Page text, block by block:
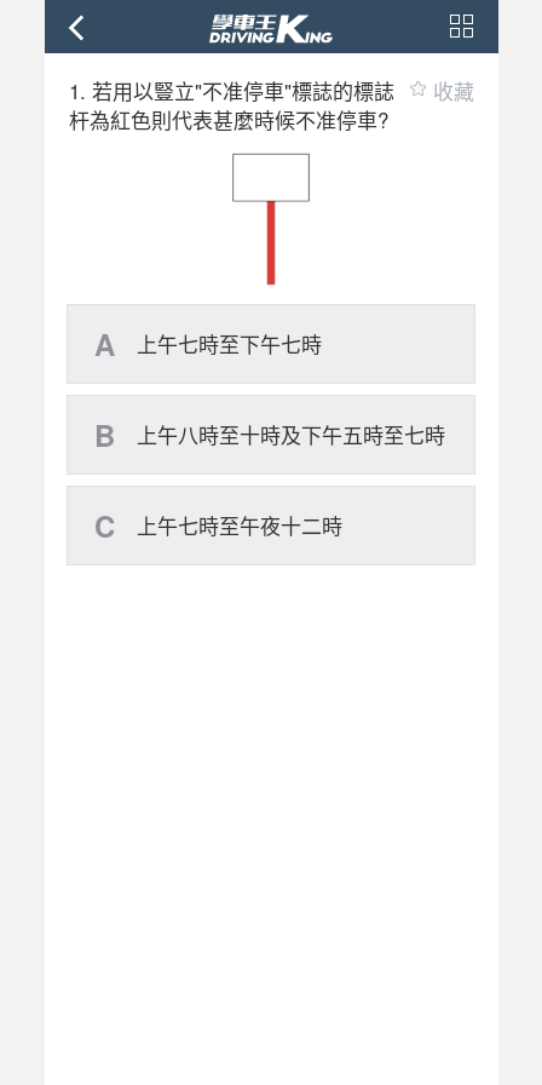
1. 若用以豎立"不准停車"標誌的標誌
杆為紅色則代表甚麼時候不准停車?
收藏
A 上午七時至下午七時
B 上午八時至十時及下午五時至七時
C 上午七時至午夜十二時